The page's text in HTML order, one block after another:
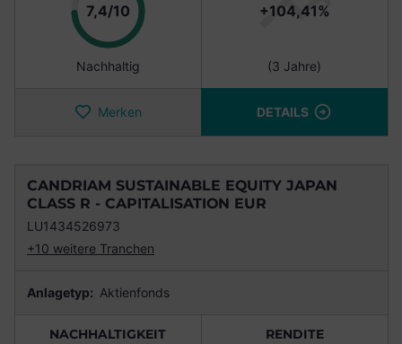
7,4/10Punkte
Nachhaltig
+104,41%
(3 Jahre)
Merken DETAILS
CANDRIAM SUSTAINABLE EQUITY JAPAN
CLASS R - CAPITALISATION EUR
LU1434526973
+10 weitere Tranchen
Anlagetyp: Aktienfonds
NACHHALTIGKEIT RENDITE